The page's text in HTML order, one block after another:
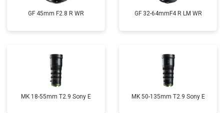
GF 45mm F2.8 R WR GF 32-64mmF4 R LM WR
MK 18-55mm T2.9 Sony E MK 50-135mm T2.9 Sony E